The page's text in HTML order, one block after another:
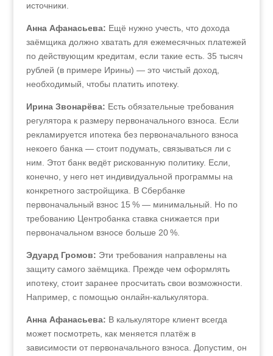
источники.
Анна Афанасьева: Ещё нужно учесть, что дохода
заёмщика должно хватать для ежемесячных платежей
по действующим кредитам, если такие есть. 35 тысяч
рублей (в примере Ирины) — это чистый доход,
необходимый, чтобы платить ипотеку.
Ирина Звонарёва: Есть обязательные требования
регулятора к размеру первоначального взноса. Если
рекламируется ипотека без первоначального взноса
некоего банка — стоит подумать, связываться ли с
ним. Этот банк ведёт рискованную политику. Если,
конечно, у него нет индивидуальной программы на
конкретного застройщика. В Сбербанке
первоначальный взнос 15 % — минимальный. Но по
требованию Центробанка ставка снижается при
первоначальном взносе больше 20 %.
Эдуард Громов: Эти требования направлены на
защиту самого заёмщика. Прежде чем оформлять
ипотеку, стоит заранее просчитать свои возможности.
Например, с помощью онлайн-калькулятора.
Анна Афанасьева: В калькуляторе клиент всегда
может посмотреть, как меняется платёж в
зависимости от первоначального взноса. Допустим, он